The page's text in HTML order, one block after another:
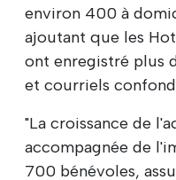
environ 400 à
ajoutant que les
ont enregistré plus
et courriels
"La croissance de
accompagnée de
700 bénévoles,